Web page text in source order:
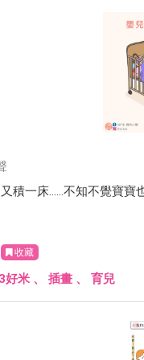
積一床......不知不覺寶寶
收藏
3好米 、 插畫 、 育兒